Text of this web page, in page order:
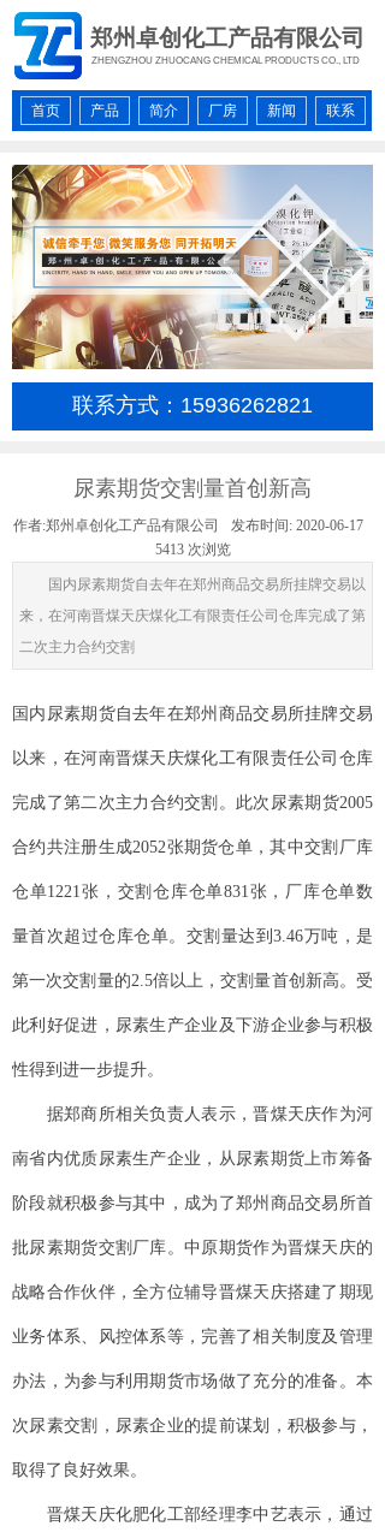
郑州卓创化工产品有限公司
ZHENGZHOU ZHUOCANG CHEMICAL PRODUCTS CO., LTD
首页 产品 简介 厂房 新闻 联系
按钮文本
联系方式：15936262821
尿素期货交割量首创新高
作者:郑州卓创化工产品有限公司 发布时间: 2020-06-17
5413 次浏览
国内尿素期货自去年在郑州商品交易所挂牌交易以
来，在河南晋煤天庆煤化工有限责任公司仓库完成了第
二次主力合约交割
国内尿素期货自去年在郑州商品交易所挂牌交易
以来，在河南晋煤天庆煤化工有限责任公司仓库
完成了第二次主力合约交割 。此次尿素期货2005
合约共注册生成2052张期货仓单，其中交割厂库
仓单1221张，交割仓库仓单831张，厂库仓单数
量首次超过仓库仓单。交割量达到3.46万吨，是
第一次交割量的2.5倍以上，交割量首创新高。受
此利好促进，尿素生产企业及下游企业参与积极
性得到进一步提升。
据郑商所相关负责人表示，晋煤天庆作为河
南省内优质尿素生产企业，从尿素期货上市筹备
阶段就积极参与其中，成为了郑州商品交易所首
批尿素期货交割厂库。中原期货作为晋煤天庆的
战略合作伙伴，全方位辅导晋煤天庆搭建了期现
业务体系、风控体系等，完善了相关制度及管理
办法，为参与利用期货市场做了充分的准备。本
次尿素交割，尿素企业的提前谋划，积极参与，
取得了良好效果。
晋煤天庆化肥化工部经理李中艺表示，通过